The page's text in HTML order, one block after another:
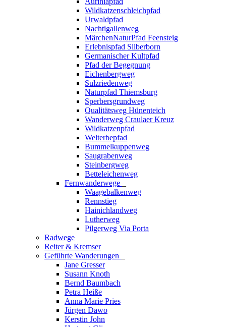
Wildkatzenschleichpfad
Urwaldpfad
Nachtigallenweg
MärchenNaturPfad Feensteig
Erlebnispfad Silberborn
Germanischer Kultpfad
Pfad der Begegnung
Eichenbergweg
Sulzriedenweg
Naturpfad Thiemsburg
Sperbersgrundweg
Qualitätsweg Hünenteich
Wanderweg Craulaer Kreuz
Wildkatzenpfad
Welterbepfad
Bummelkuppenweg
Saugrabenweg
Steinbergweg
Betteleichenweg
Fernwanderwege
Waagebalkenweg
Rennstieg
Hainichlandweg
Lutherweg
Pilgerweg Via Porta
Radwege
Reiter & Kremser
Geführte Wanderungen
Jane Gresser
Susann Knoth
Bernd Baumbach
Petra Heiße
Anna Marie Pries
Jürgen Dawo
Kerstin John